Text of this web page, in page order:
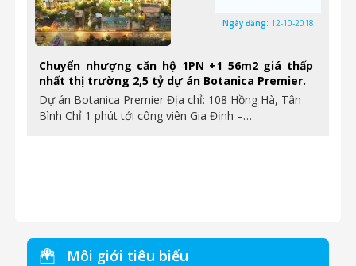
Chuyển nhượng căn hộ 1PN +1 56m2 giá thấp
nhất thị trường 2,5 tỷ dự án Botanica Premier.
Dự án Botanica Premier Địa chỉ: 108 Hồng Hà, Tân
Bình Chỉ 1 phút tới công viên Gia Định –…
Ngày đăng: 12-10-2018
Môi giới tiêu biểu